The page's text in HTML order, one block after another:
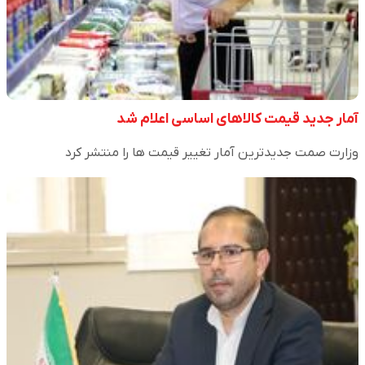
آمار جدید قیمت کالاهای اساسی اعلام شد
وزارت صمت جدیدترین آمار تغییر قیمت ها را منتشر کرد